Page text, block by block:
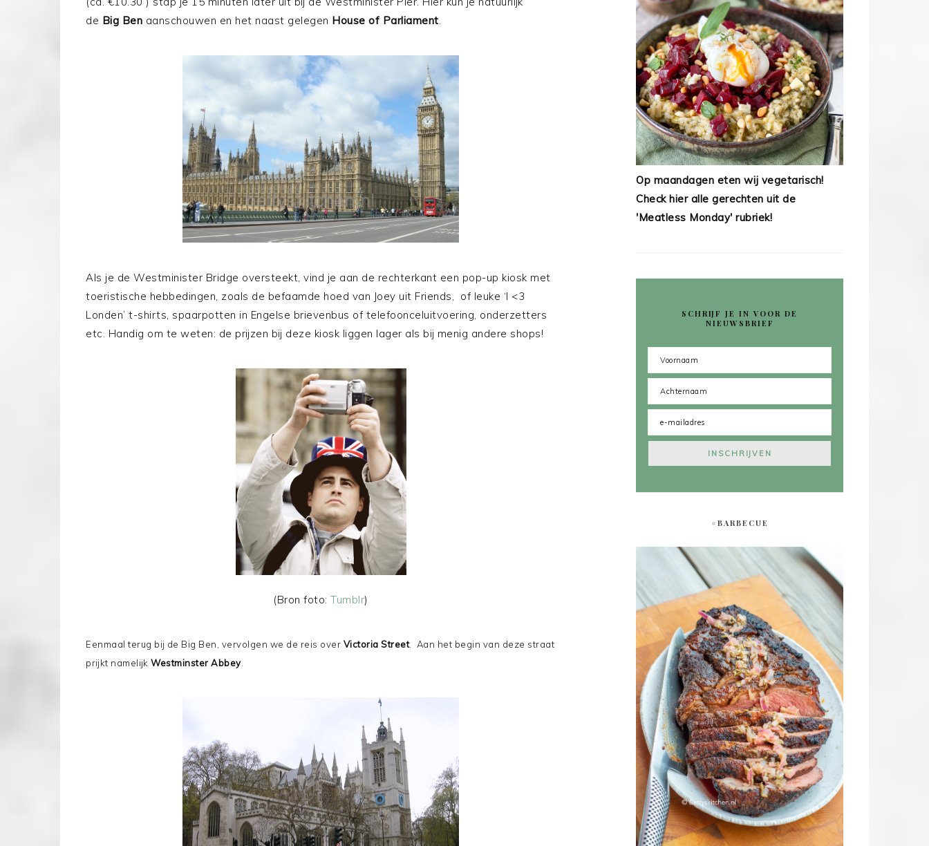
de Big Ben aanschouwen en het naast gelegen House of Parliament.
Als je de Westminister Bridge oversteekt, vind je aan de rechterkant een pop-up kiosk met
toeristische hebbedingen, zoals de befaamde hoed van Joey uit Friends, of leuke ‘I <3
Londen’ t-shirts, spaarpotten in Engelse brievenbus of telefoonceluitvoering, onderzetters
etc. Handig om te weten: de prijzen bij deze kiosk liggen lager als bij menig andere shops!
(Bron foto:Tumblr)
Eenmaal terug bij de Big Ben, vervolgen we de reis over Victoria Street. Aan het begin van deze straat
prijkt namelijk Westminster Abbey.
Op maandagen eten wij vegetarisch!
Check hier alle gerechten uit de
'Meatless Monday' rubriek!
SCHRIJF JE IN VOOR DE
NIEUWSBRIEF
#BARBECUE